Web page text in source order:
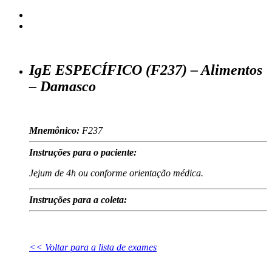
IgE ESPECÍFICO (F237) – Alimentos
– Damasco
Mnemônico: F237
Instruções para o paciente:
Jejum de 4h ou conforme orientação médica.
Instruções para a coleta:
<< Voltar para a lista de exames